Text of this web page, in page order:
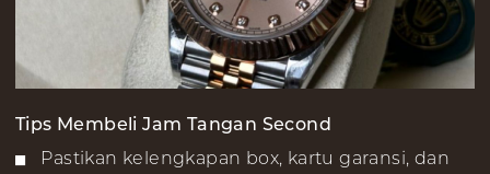
Tips Membeli Jam Tangan Second
Pastikan kelengkapan box, kartu garansi, dan